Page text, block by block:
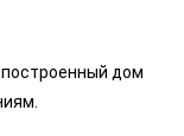
построенный дом